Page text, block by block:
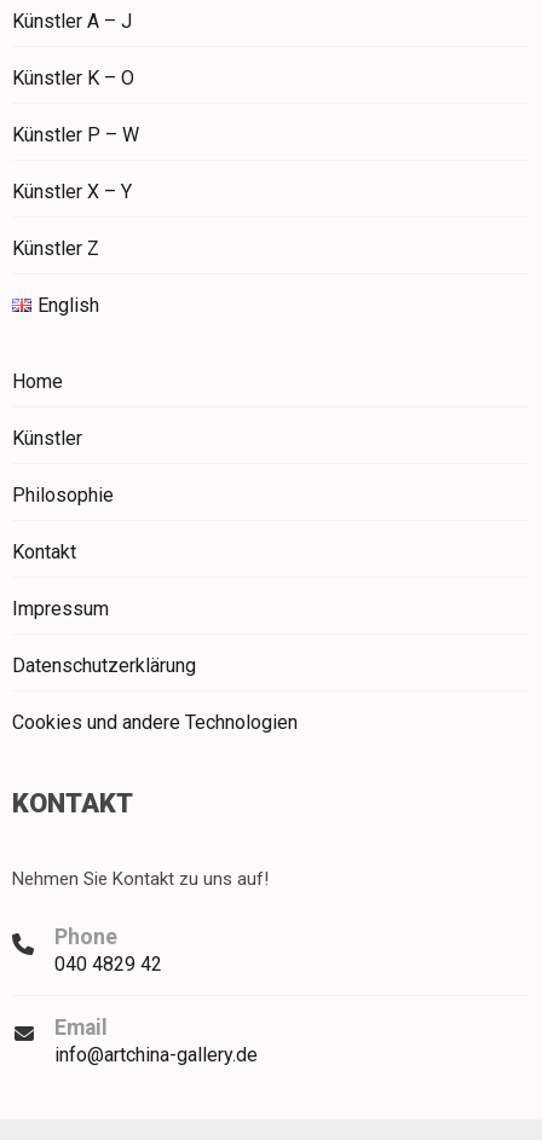
Künstler A – J
Künstler K – O
Künstler P – W
Künstler X – Y
Künstler Z
English
Home
Künstler
Philosophie
Kontakt
Impressum
Datenschutzerklärung
Cookies und andere Technologien
KONTAKT
Nehmen Sie Kontakt zu uns auf!
Phone
040 4829 42
Email
info@artchina-gallery.de